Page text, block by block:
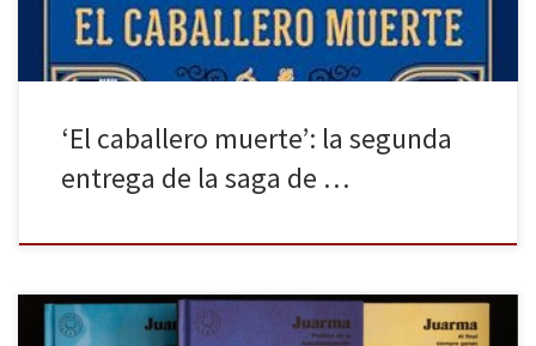
‘El caballero muerte’: la segunda
entrega de la saga de …